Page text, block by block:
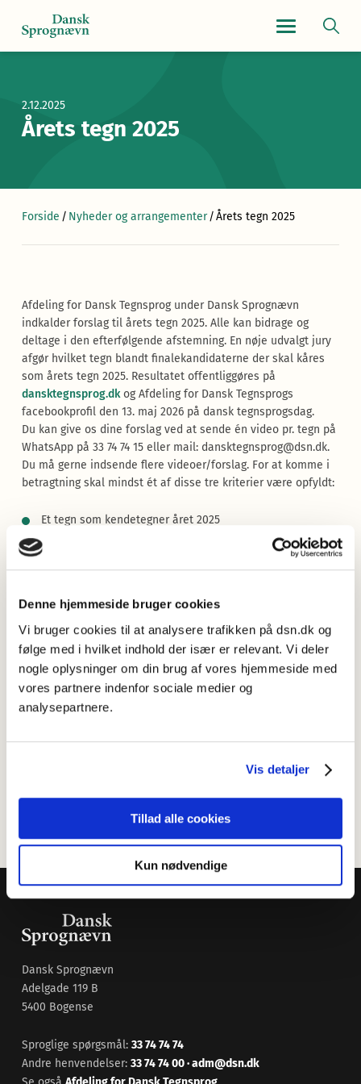
Denne hjemmeside bruger cookies
Vi bruger cookies til at analysere trafikken på dsn.dk og
følge med i hvilket indhold der især er relevant. Vi deler
nogle oplysninger om din brug af vores hjemmeside med
vores partnere indenfor sociale medier og
analysepartnere.
Vis detaljer
Tillad alle cookies
Kun nødvendige
2.12.2025
Årets tegn 2025
Forside / Nyheder og arrangementer/Årets tegn 2025
Afdeling for Dansk Tegnsprog under Dansk Sprognævn
indkalder forslag til årets tegn 2025. Alle kan bidrage og
deltage i den efterfølgende afstemning. En nøje udvalgt jury
afgør hvilket tegn blandt finalekandidaterne der skal kåres
som årets tegn 2025. Resultatet offentliggøres på
dansktegnsprog.dkog Afdeling for Dansk Tegnsprogs
facebookprofil den 13. maj 2026 på dansk tegnsprogsdag.
Du kan give os dine forslag ved at sende én video pr. tegn på
WhatsApp på 33 74 74 15 eller mail: dansktegnsprog@dsn.dk.
Du må gerne indsende flere videoer/forslag. For at komme i
betragtning skal mindst ét af disse tre kriterier være opfyldt:
Et tegn som kendetegner året 2025
Et tegn som du så første gang i 2025
Et tegn som fangede din opmærksomhed i 2025
I videoen må du gerne fortælle følgende:
Hvad skal være årets tegn 2025?
Hvad betyder tegnet?
Dit navn og din e-mailadresse (hvis vi må kontakte dig
for at se denne video.
Dansk Sprognævn
Adelgade 119 B
5400 Bogense
Sproglige spørgsmål: 33 74 74 74
Andre henvendelser: 33 74 74 00·adm@dsn.dk